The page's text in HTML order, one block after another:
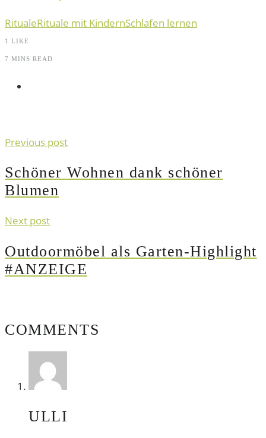
RitualeRituale mit KindernSchlafen lernen
1 LIKE
7 MINS READ
Previous post
Schöner Wohnen dank schöner
Blumen
Next post
Outdoormöbel als Garten-Highlight
#ANZEIGE
COMMENTS
ULLI